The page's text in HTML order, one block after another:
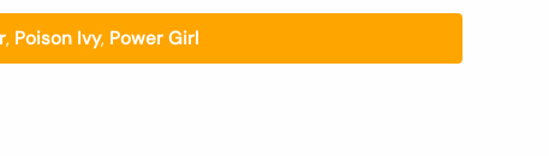
, Poison Ivy, Power Girl